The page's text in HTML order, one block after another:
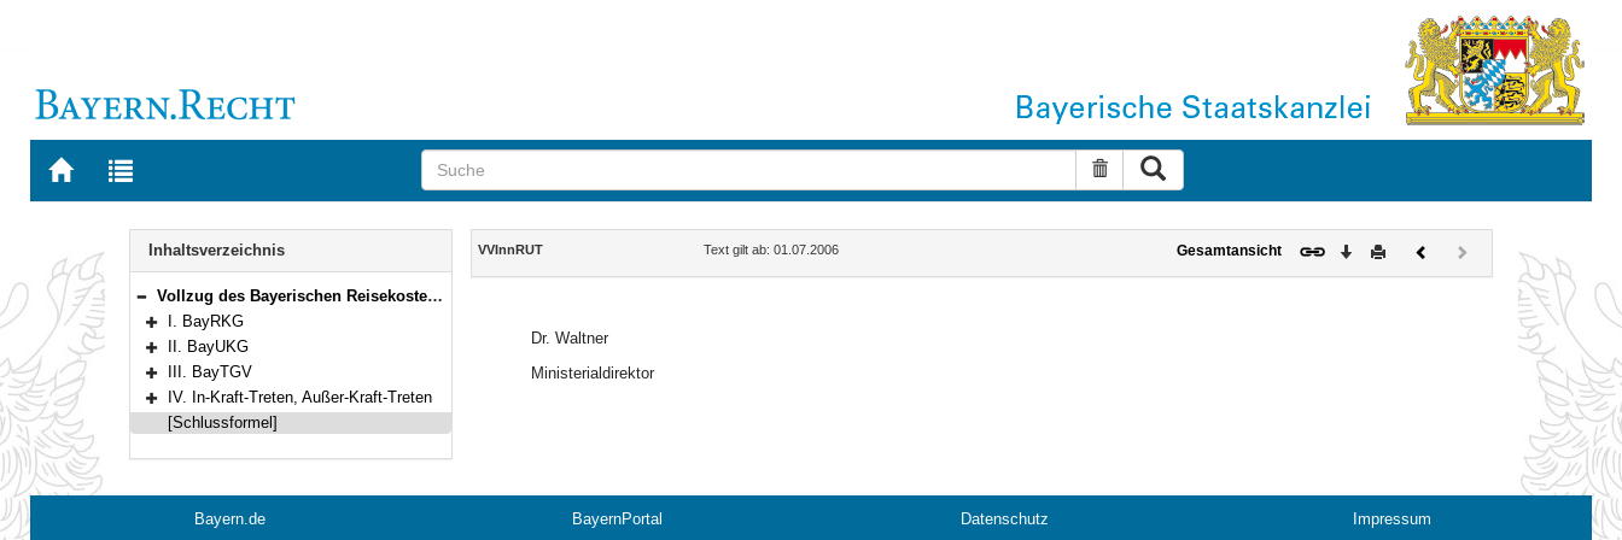
Zur
BAYERN.RECHT
Zur
letzten
Suche zurücksetzen
Navigation
Inhaltsverzeichnis
Bereich reduzieren
Vollzug des Bayerischen Reisekostengesetzes (BayRKG), des Bayerischen Umzugskostengesetzes (BayUKG) und der Bayerischen Trennungsgeldverordnung (BayTGV) im Geschäftsbereich des Bayerischen Staatsministeriums des Innern
Bereich erweitern
I. BayRKG
Bereich erweitern
II. BayUKG
Bereich erweitern
III. BayTGV
Bereich erweitern
IV. In-Kraft-Treten, Außer-Kraft-Treten
[Schlussformel]
Inhalt
VVInnRUT Text gilt ab: 01.07.2006 Gesamtansicht Download
DruckenVorherigesNächstes
Dokument
(inaktiv)
Dr. Waltner
Ministerialdirektor
Bayern.de BayernPortal Datenschutz
Impressum